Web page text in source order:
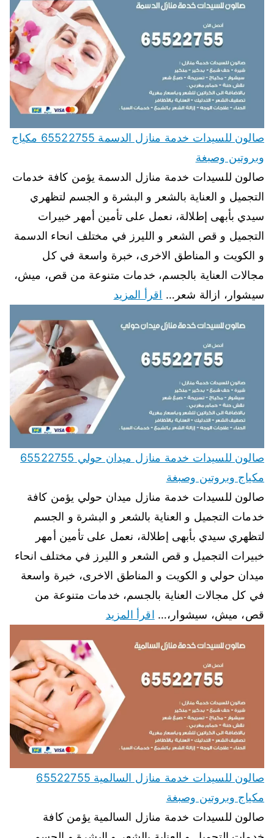
صالون للسيدات خدمة منازل الدسمة 65522755 مكياج
وبروتين وصبغة
صالون للسيدات خدمة منازل الدسمة يؤمن كافة خدمات
التجميل و العناية بالشعر و البشرة و الجسم لتظهري
سيدي بأبهى إطلالة، نعمل على تأمين أمهر خبيرات
التجميل و قص الشعر و الليرز في مختلف انحاء الدسمة
و الكويت و المناطق الاخرى، خبرة واسعة في كل
مجالات العناية بالجسم، خدمات متنوعة من قص، ميش،
سيشوار، ازالة شعر… اقرأ المزيد
صالون للسيدات خدمة منازل ميدان حولي 65522755
مكياج وبروتين وصبغة
صالون للسيدات خدمة منازل ميدان حولي يؤمن كافة
خدمات التجميل و العناية بالشعر و البشرة و الجسم
لتظهري سيدي بأبهى إطلالة، نعمل على تأمين أمهر
خبيرات التجميل و قص الشعر و الليرز في مختلف انحاء
ميدان حولي و الكويت و المناطق الاخرى، خبرة واسعة
في كل مجالات العناية بالجسم، خدمات متنوعة من
قص، ميش، سيشوار،… اقرأ المزيد
صالون للسيدات خدمة منازل السالمية 65522755
مكياج وبروتين وصبغة
صالون للسيدات خدمة منازل السالمية يؤمن كافة